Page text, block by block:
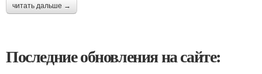
читать дальше →
Последние обновления на сайте: